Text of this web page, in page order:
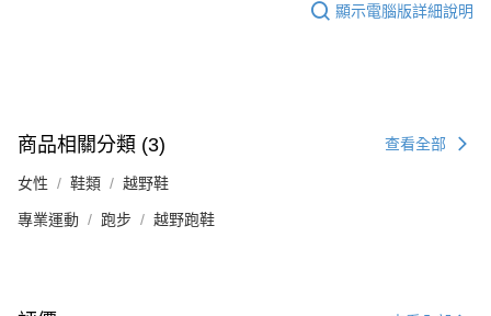
顯示電腦版詳細說明
商品相關分類 (3) 查看全部
女性 鞋類 越野鞋
專業運動 跑步 越野跑鞋